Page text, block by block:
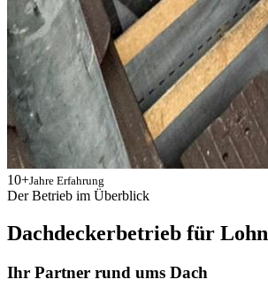
10+Jahre Erfahrung
Der Betrieb im Überblick
Dachdeckerbetrieb für Lohn
Ihr Partner rund ums Dach